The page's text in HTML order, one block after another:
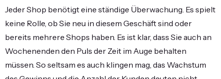
Jeder Shop benötigt eine ständige Überwachung. Es spielt
keine Rolle, ob Sie neu in diesem Geschäft sind oder
bereits mehrere Shops haben. Es ist klar, dass Sie auch an
Wochenenden den Puls der Zeit im Auge behalten
müssen. So seltsam es auch klingen mag, das Wachstum